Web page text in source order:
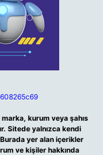
kurum veya şahıs
Sitede yalnızca kendi
Burada yer alan içerikler
ve kişiler hakkında